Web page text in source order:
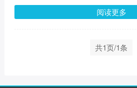
阅读更多
共1页/1条